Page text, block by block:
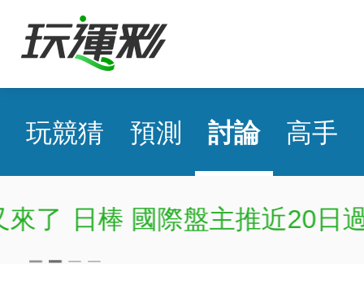
玩競猜 預測 討論 高手
喵喵綠 日棒 國際盤近21日